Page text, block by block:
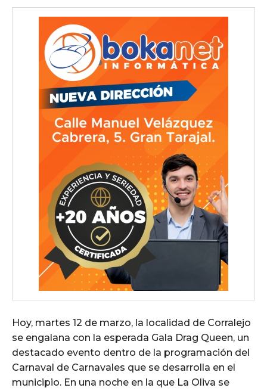
Hoy, martes 12 de marzo, la localidad de Corralejo
se engalana con la esperada Gala Drag Queen, un
destacado evento dentro de la programación del
Carnaval de Carnavales que se desarrolla en el
municipio. En una noche en la que La Oliva se